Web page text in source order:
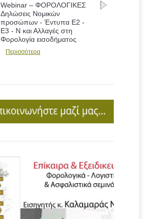
Webinar – ΦΟΡΟΛΟΓΙΚΕΣ
Δηλώσεις Νομικών
προσώπων - Έντυπα Ε2 -
Ε3 - Ν και Αλλαγές στη
Φορολογία εισοδήματος
Περισσότερα